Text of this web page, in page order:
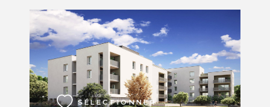
SÉLECTIONNER
VOIR LE BIEN